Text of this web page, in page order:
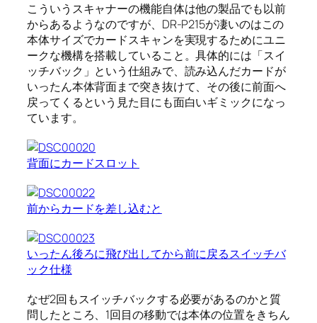
こういうスキャナーの機能自体は他の製品でも以前
からあるようなのですが、DR-P215が凄いのはこの
本体サイズでカードスキャンを実現するためにユニ
ークな機構を搭載していること。具体的には「スイ
ッチバック」という仕組みで、読み込んだカードが
いったん本体背面まで突き抜けて、その後に前面へ
戻ってくるという見た目にも面白いギミックになっ
ています。
背面にカードスロット
前からカードを差し込むと
いったん後ろに飛び出してから前に戻るスイッチバ
ック仕様
なぜ2回もスイッチバックする必要があるのかと質
問したところ、1回目の移動では本体の位置をきちん